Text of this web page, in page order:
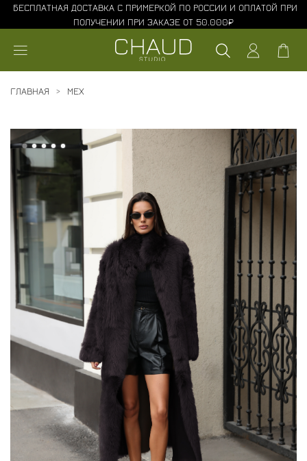
БЕСПЛАТНАЯ ДОСТАВКА С ПРИМЕРКОЙ ПО РОССИИ И ОПЛАТОЙ ПРИ
ПОЛУЧЕНИИ ПРИ ЗАКАЗЕ ОТ 50.000₽
ГЛАВНАЯ МЕХ